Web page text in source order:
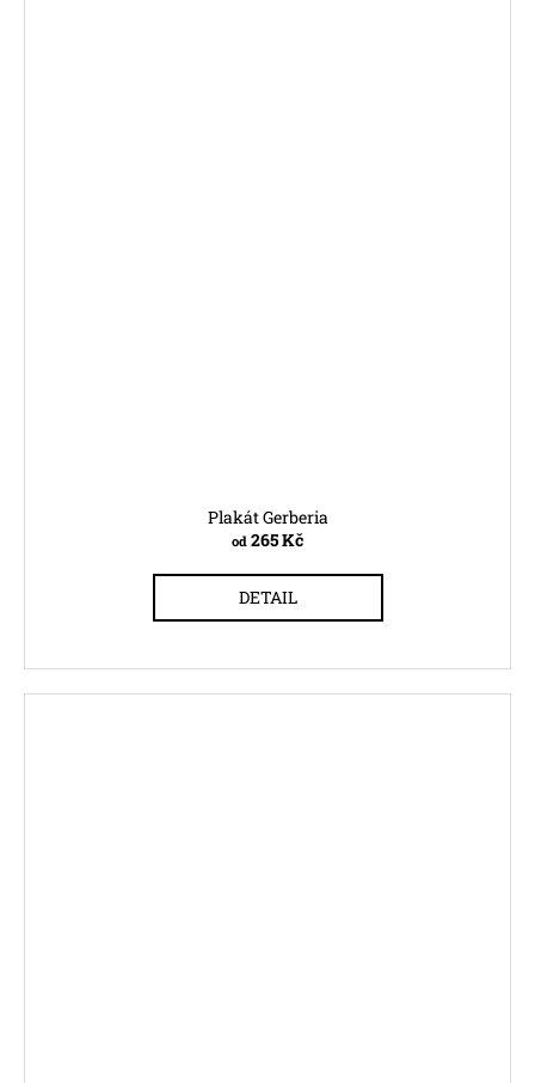
Plakát Gerberia
od 265 Kč
DETAIL